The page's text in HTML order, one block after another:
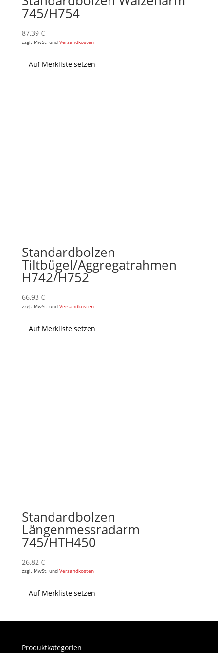
745/H754
87,39 €
zzgl. MwSt. und Versandkosten
Auf Merkliste setzen
Standardbolzen
Tiltbügel/Aggregatrahmen
H742/H752
66,93 €
zzgl. MwSt. und Versandkosten
Auf Merkliste setzen
Standardbolzen
Längenmessradarm
745/HTH450
26,82 €
zzgl. MwSt. und Versandkosten
Auf Merkliste setzen
Produktkategorien